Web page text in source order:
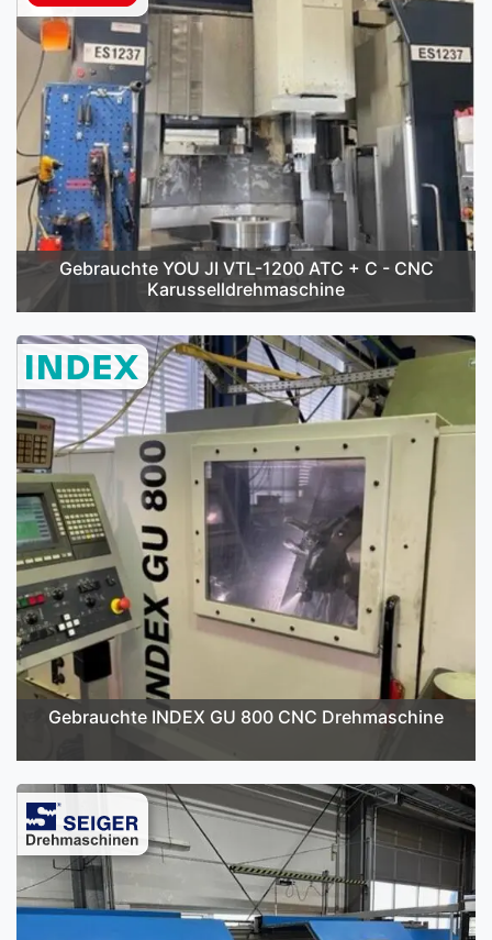
Gebrauchte YOU JI VTL-1200 ATC + C - CNC
Karusselldrehmaschine
Gebrauchte INDEX GU 800 CNC Drehmaschine